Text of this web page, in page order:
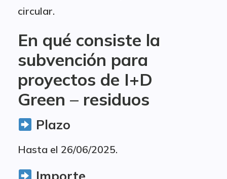
circular.
En qué consiste la
subvención para
proyectos de I+D
Green – residuos
Plazo
Hasta el 26/06/2025.
Importe